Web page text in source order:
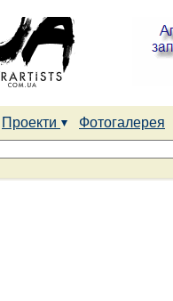
Проекти Фотогалерея